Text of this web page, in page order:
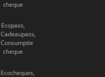
cheque
Ecopass,
Cadeaupass,
Consumptie
cheque
Ecocheques,